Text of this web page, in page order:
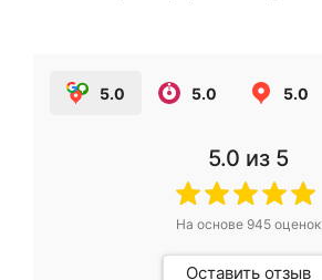
5.0 5.0 5.0
5.0 из 5
На основе 945оценок
Оставить отзыв